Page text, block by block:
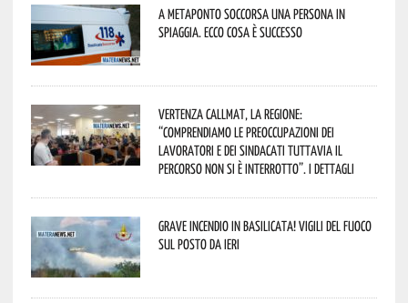
A Metaponto soccorsa una persona in
spiaggia. Ecco cosa è successo
Vertenza CallMat, la Regione:
“comprendiamo le preoccupazioni dei
lavoratori e dei sindacati tuttavia il
percorso non si è interrotto”. I dettagli
Grave incendio in Basilicata! Vigili del fuoco
sul posto da ieri